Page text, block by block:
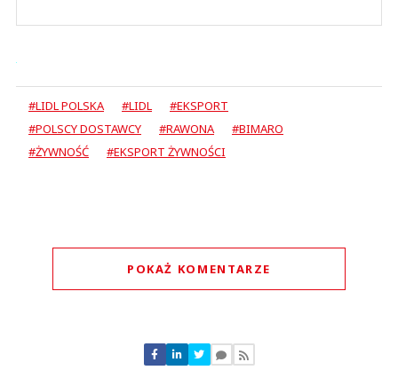
#LIDL POLSKA #LIDL
#EKSPORT
#POLSCY DOSTAWCY
#RAWONA
#BIMARO
#ŻYWNOŚĆ
#EKSPORT ŻYWNOŚCI
POKAŻ KOMENTARZE
Nie znaleziono komentarzy
Zostaw swoje komentarze